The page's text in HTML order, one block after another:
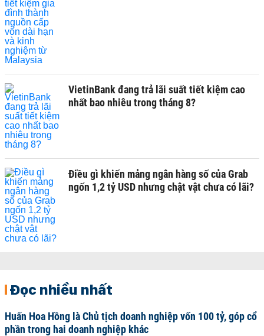
VietinBank đang trả lãi suất tiết kiệm cao
nhất bao nhiêu trong tháng 8?
Điều gì khiến mảng ngân hàng số của Grab
ngốn 1,2 tỷ USD nhưng chật vật chưa có lãi?
Đọc nhiều nhất
Huấn Hoa Hồng là Chủ tịch doanh nghiệp vốn 100 tỷ, góp cổ
phần trong hai doanh nghiệp khác